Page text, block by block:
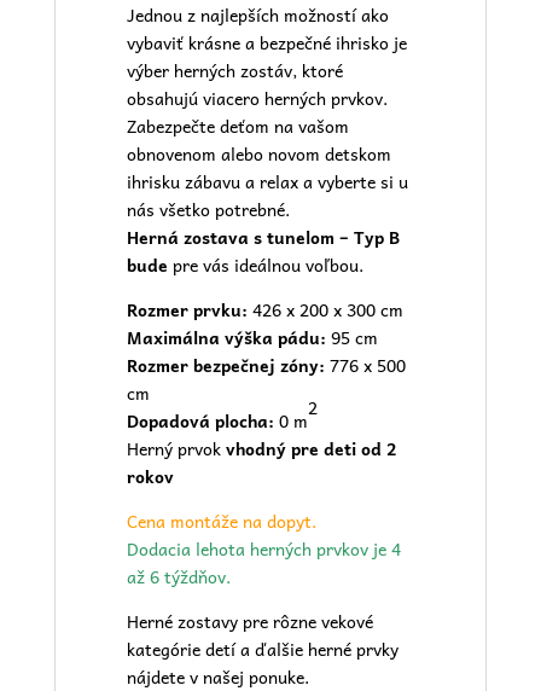
Jednou z najlepších možností ako
vybaviť krásne a bezpečné ihrisko je
výber herných zostáv, ktoré
obsahujú viacero herných prvkov.
Zabezpečte deťom na vašom
obnovenom alebo novomdetskom
ihriskuzábavu a relax a vyberte si u
nás všetko potrebné.
Herná zostava s tunelom – Typ B
bude pre vás ideálnou voľbou.
Rozmer prvku: 426 x 200 x 300 cm
Maximálna výška pádu: 95 cm
Rozmer bezpečnej zóny: 776 x 500
cm
Dopadová plocha: 0 m
2
Herný prvokvhodný pre deti od 2
rokov
Cena montáže na dopyt.
Dodacia lehota herných prvkov je 4
až 6 týždňov.
Herné zostavy pre rôzne vekové
kategórie detí a ďalšie herné prvky
nájdete v našejponuke.